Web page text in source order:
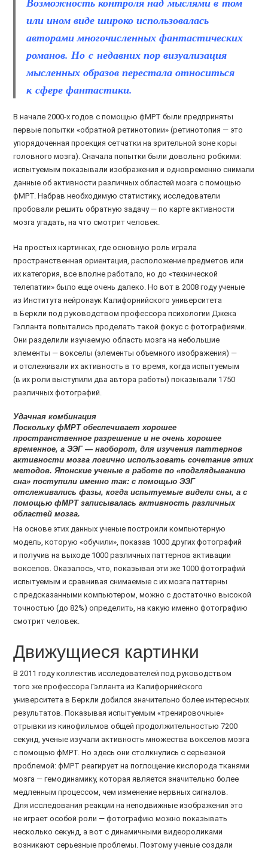
или ином виде широко использовалась
авторами многочисленных фантастических
романов. Но с недавних пор визуализация
мысленных образов перестала относиться
к сфере фантастики.
В начале 2000-х годов с помощью фМРТ были предприняты
первые попытки «обратной ретинотопии» (ретинотопия — это
упорядоченная проекция сетчатки на зрительной зоне коры
головного мозга). Сначала попытки были довольно робкими:
испытуемым показывали изображения и одновременно снимали
данные об активности различных областей мозга с помощью
фМРТ. Набрав необходимую статистику, исследователи
пробовали решить обратную задачу — по карте активности
мозга угадать, на что смотрит человек.
На простых картинках, где основную роль играла
пространственная ориентация, расположение предметов или
их категория, все вполне работало, но до «технической
телепатии» было еще очень далеко. Но вот в 2008 году ученые
из Института нейронаук Калифорнийского университета
в Беркли под руководством профессора психологии Джека
Гэлланта попытались проделать такой фокус с фотографиями.
Они разделили изучаемую область мозга на небольшие
элементы — вокселы (элементы объемного изображения) —
и отслеживали их активность в то время, когда испытуемым
(в их роли выступили два автора работы) показывали 1750
различных фотографий.
Удачная комбинация
Поскольку фМРТ обеспечивает хорошее
пространственное разрешение и не очень хорошее
временное, а ЭЭГ — наоборот, для изучения паттернов
активности мозга логично использовать сочетание этих
методов. Японские ученые в работе по «подглядыванию
сна» поступили именно так: с помощью ЭЭГ
отслеживались фазы, когда испытуемые видели сны, а с
помощью фМРТ записывалась активность различных
областей мозга.
На основе этих данных ученые построили компьютерную
модель, которую «обучили», показав 1000 других фотографий
и получив на выходе 1000 различных паттернов активации
вокселов. Оказалось, что, показывая эти же 1000 фотографий
испытуемым и сравнивая снимаемые с их мозга паттерны
с предсказанными компьютером, можно с достаточно высокой
точностью (до 82%) определить, на какую именно фотографию
смотрит человек.
Движущиеся картинки
В 2011 году коллектив исследователей под руководством
того же профессора Гэлланта из Калифорнийского
университета в Беркли добился значительно более интересных
результатов. Показывая испытуемым «тренировочные»
отрывки из кинофильмов общей продолжительностью 7200
секунд, ученые изучали активность множества вокселов мозга
с помощью фМРТ. Но здесь они столкнулись с серьезной
проблемой: фМРТ реагирует на поглощение кислорода тканями
мозга — гемодинамику, которая является значительно более
медленным процессом, чем изменение нервных сигналов.
Для исследования реакции на неподвижные изображения это
не играет особой роли — фотографию можно показывать
несколько секунд, а вот с динамичными видеороликами
возникают серьезные проблемы. Поэтому ученые создали